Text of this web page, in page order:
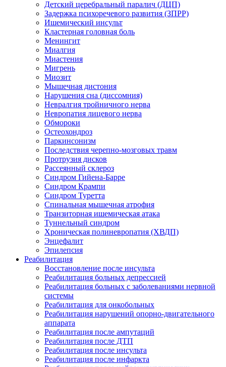
Детский церебральный паралич (ДЦП)
Задержка психоречевого развития (ЗПРР)
Ишемический инсульт
Кластерная головная боль
Менингит
Миалгия
Миастения
Мигрень
Миозит
Мышечная дистония
Нарушения сна (диссомния)
Невралгия тройничного нерва
Невропатия лицевого нерва
Обмороки
Остеохондроз
Паркинсонизм
Последствия черепно-мозговых травм
Протрузия дисков
Рассеянный склероз
Синдром Гийена-Барре
Синдром Крампи
Синдром Туретта
Спинальная мышечная атрофия
Транзиторная ишемическая атака
Туннельный синдром
Хроническая полиневропатия (ХВДП)
Энцефалит
Эпилепсия
Реабилитация
Восстановление после инсульта
Реабилитация больных депрессией
Реабилитация больных с заболеваниями нервной
системы
Реабилитация для онкобольных
Реабилитация нарушений опорно-двигательного
аппарата
Реабилитация после ампутаций
Реабилитация после ДТП
Реабилитация после инсульта
Реабилитация после инфаркта